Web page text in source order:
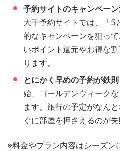
予約サイトのキャンペーン
大手予約サイトでは、「5
的なキャンペーンを狙っ
いポイント還元やお得な
ります。
とにかく早めの予約が鉄則
始、ゴールデンウィーク
ます。旅行の予定がなん
ぐに部屋を押さえるのが失
※料金やプラン内容はシーズン